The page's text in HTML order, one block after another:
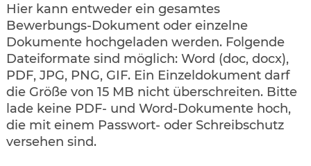
Hier kann entweder ein gesamtes
Bewerbungs-Dokument oder einzelne
Dokumente hochgeladen werden. Folgende
Dateiformate sind möglich: Word (doc, docx),
PDF, JPG, PNG, GIF. Ein Einzeldokument darf
die Größe von 15 MB nicht überschreiten. Bitte
lade keine PDF- und Word-Dokumente hoch,
die mit einem Passwort- oder Schreibschutz
versehen sind.